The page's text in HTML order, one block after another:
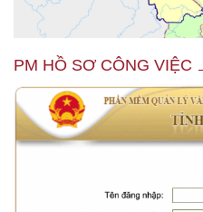
PM HỒ SƠ CÔNG VIỆC